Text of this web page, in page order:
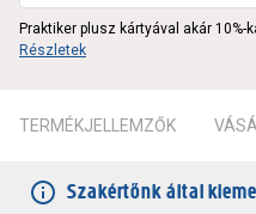
Praktiker plusz kártyával akár
Részletek
TERMÉKJELLEMZŐK
Szakértőnk által